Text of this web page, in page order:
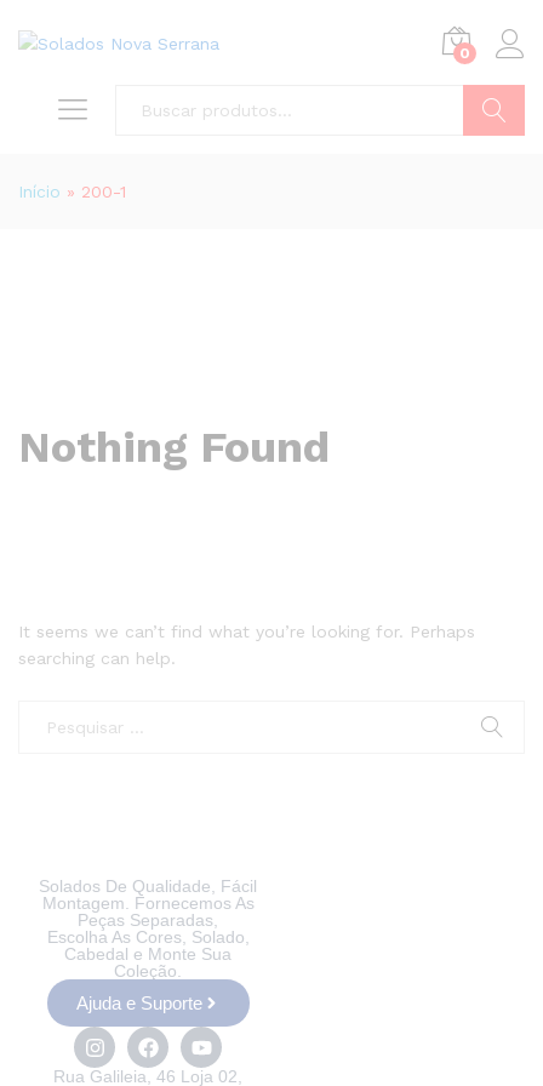
0
Início » 200-1
Nothing Found
It seems we can’t find what you’re looking for. Perhaps
searching can help.
Solados De Qualidade, Fácil
Montagem. Fornecemos As
Peças Separadas,
Escolha As Cores, Solado,
Cabedal e Monte Sua
Coleção.
Ajuda e Suporte
Rua Galileia, 46 Loja 02,